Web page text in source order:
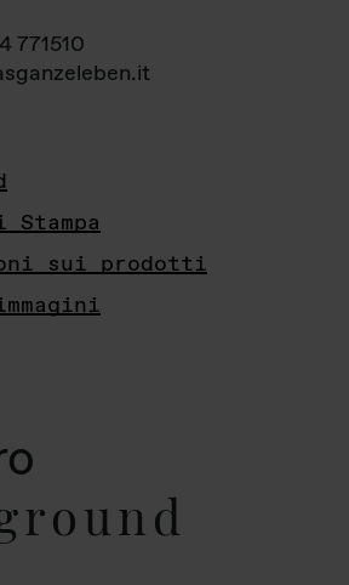
771510
Stampa
sui prodotti